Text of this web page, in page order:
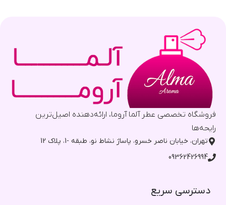
فروشگاه تخصصی عطر آلما آروما، ارائه‌دهنده اصیل‌ترین
رایحه‌ها
تهران، خیابان ناصر خسرو، پاساژ نشاط نو، طبقه -1، پلاک 12
09362426994
دسترسی سریع​